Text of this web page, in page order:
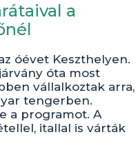
a
óévet Keszthelyen.
óta most
vállalkoztak arra,
tengerben.
a programot. A
itallal is várták